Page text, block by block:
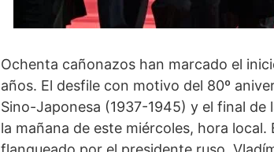
Ochenta cañonazos han marcado el
años. El desfile con motivo del 80º
Sino-Japonesa (1937-1945) y el final de
la mañana de este miércoles, hora